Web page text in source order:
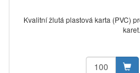
Kvalitní žlutá plastová karta (PVC)
karet.